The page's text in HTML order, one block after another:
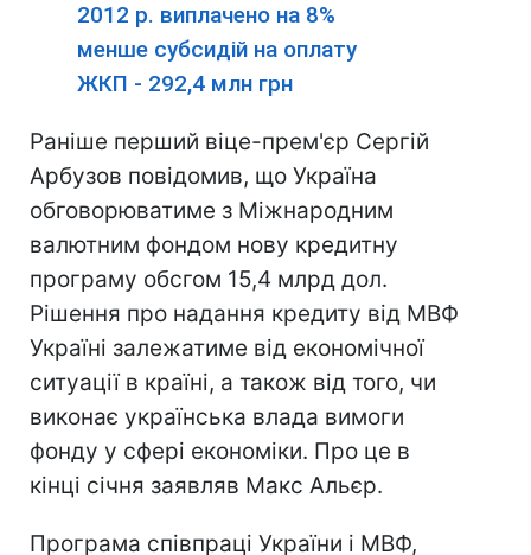
2012 р. виплачено на 8%
менше субсидій на оплату
ЖКП - 292,4 млн грн
Раніше перший віце-прем'єр Сергій
Арбузов повідомив, що Україна
обговорюватиме з Міжнародним
валютним фондом нову кредитну
програму обсгом 15,4 млрд дол.
Рішення про надання кредиту від МВФ
Україні залежатиме від економічної
ситуації в країні, а також від того, чи
виконає українська влада вимоги
фонду у сфері економіки. Про це в
кінці січня заявляв Макс Альєр.
Програма співпраці України і МВФ,